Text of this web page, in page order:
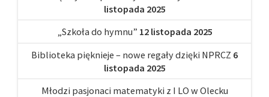
listopada 2025
„Szkoła do hymnu” 12 listopada 2025
Biblioteka pięknieje – nowe regały dzięki NPRCZ 6
listopada 2025
Młodzi pasjonaci matematyki z I LO w Olecku